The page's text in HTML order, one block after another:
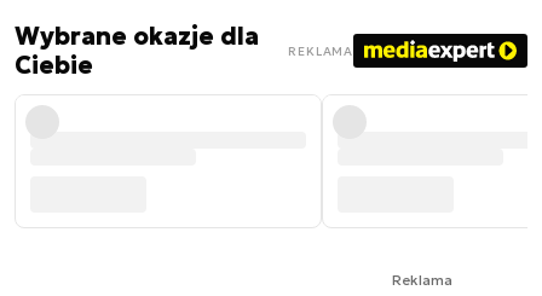
Wybrane okazje dla
Ciebie
REKLAMA
Reklama